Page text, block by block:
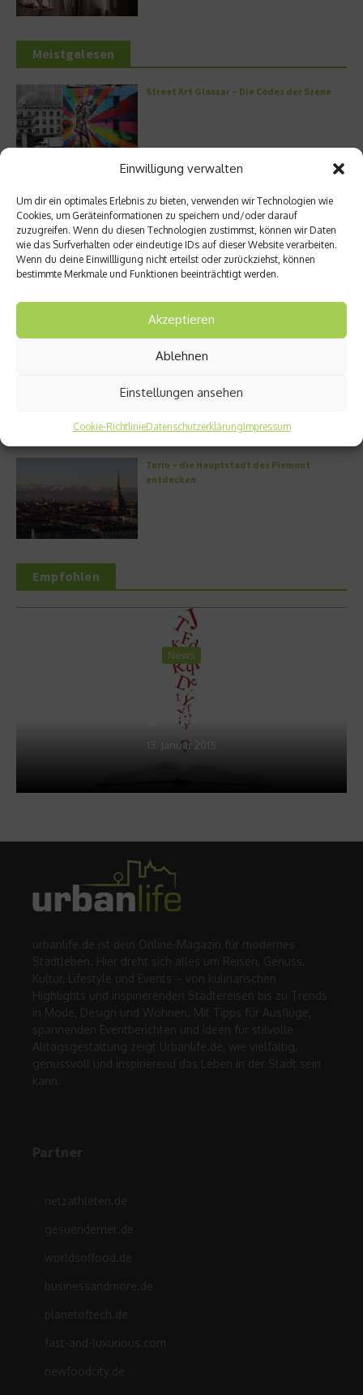
Einwilligung verwalten
Um dir ein optimales Erlebnis zu bieten, verwenden wir Technologien wie
Cookies, um Geräteinformationen zu speichern und/oder darauf
zuzugreifen. Wenn du diesen Technologien zustimmst, können wir Daten
wie das Surfverhalten oder eindeutige IDs auf dieser Website verarbeiten.
Wenn du deine Einwillligung nicht erteilst oder zurückziehst, können
bestimmte Merkmale und Funktionen beeinträchtigt werden.
Akzeptieren
Ablehnen
Einstellungen ansehen
Cookie-RichtlinieDatenschutzerklärungImpressum
Meistgelesen
Street Art Glossar – Die Codes der Szene
Kann man Hunde vegan ernähren?
Athens by Domes
Turin – die Hauptstadt des Piemont
entdecken
Empfohlen
News
Unwort des Jahres 2014:
Lügenpresse
13. Januar 2015
urbanlife.de ist dein Online-Magazin für modernes
Stadtleben. Hier dreht sich alles um Reisen, Genuss,
Kultur, Lifestyle und Events – von kulinarischen
Highlights und inspirierenden Städtereisen bis zu Trends
in Mode, Design und Wohnen. Mit Tipps für Ausflüge,
spannenden Eventberichten und Ideen für stilvolle
Alltagsgestaltung zeigt Urbanlife.de, wie vielfältig,
genussvoll und inspirierend das Leben in der Stadt sein
kann.
Partner
netzathleten.de
gesuendernet.de
worldsoffood.de
businessandmore.de
planetoftech.de
fast-and-luxurious.com
newfoodcity.de